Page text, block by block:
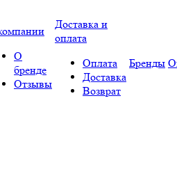
О
бренде
Отзывы
Доставка и
оплата
Оплата
Доставка
Возврат
Бренды